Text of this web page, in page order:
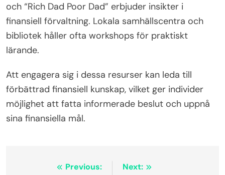
och “Rich Dad Poor Dad” erbjuder insikter i
finansiell förvaltning. Lokala samhällscentra och
bibliotek håller ofta workshops för praktiskt
lärande.
Att engagera sig i dessa resurser kan leda till
förbättrad finansiell kunskap, vilket ger individer
möjlighet att fatta informerade beslut och uppnå
sina finansiella mål.
Previous:
Next: